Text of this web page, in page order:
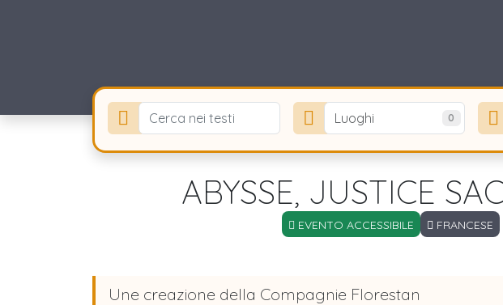
Luoghi 0
ABYSSE, JUSTICE
EVENTO ACCESSIBILE FRANCESE
Une creazione della Compagnie Florestan